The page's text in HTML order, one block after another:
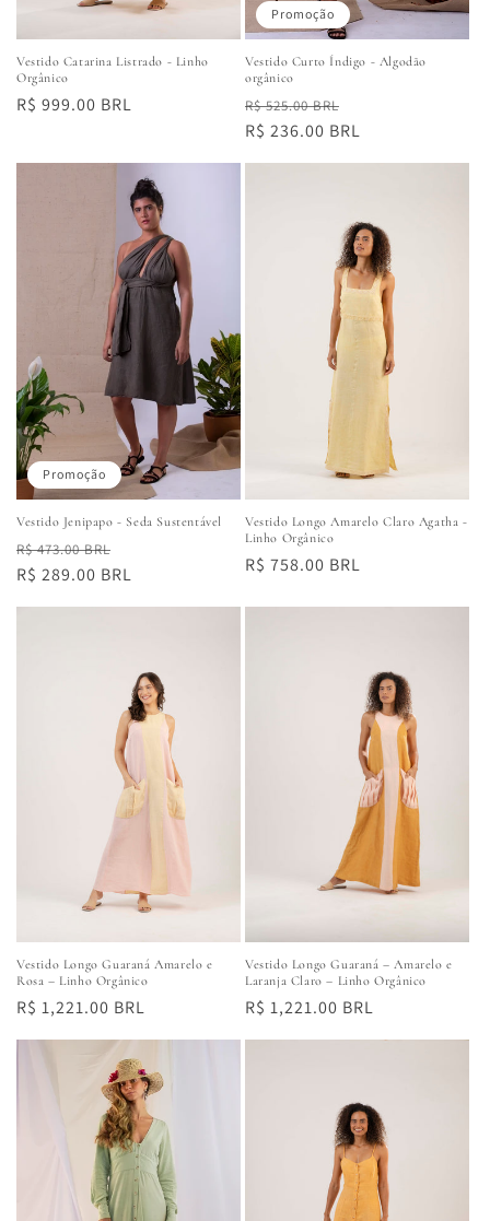
Vestido Catarina Listrado - Linho
Orgânico
Preço
R$ 999.00 BRL
Promoção
Vestido Curto Índigo - Algodão
orgânico
Preço
normal
R$ 525.00 BRL
promocional
R$ 236.00 BRL
Promoção
Vestido Jenipapo - Seda Sustentável
Preço
normal
R$ 473.00 BRL
promocional
R$ 289.00 BRL
Vestido Longo Amarelo Claro Agatha -
Linho Orgânico
Preço
R$ 758.00 BRL
Vestido Longo Guaraná Amarelo e
Rosa – Linho Orgânico
Preço
normal
R$ 1,221.00 BRL
Vestido Longo Guaraná – Amarelo e
Laranja Claro – Linho Orgânico
Preço
normal
R$ 1,221.00 BRL